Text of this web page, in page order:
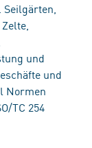
und
und
Normen
TC 254